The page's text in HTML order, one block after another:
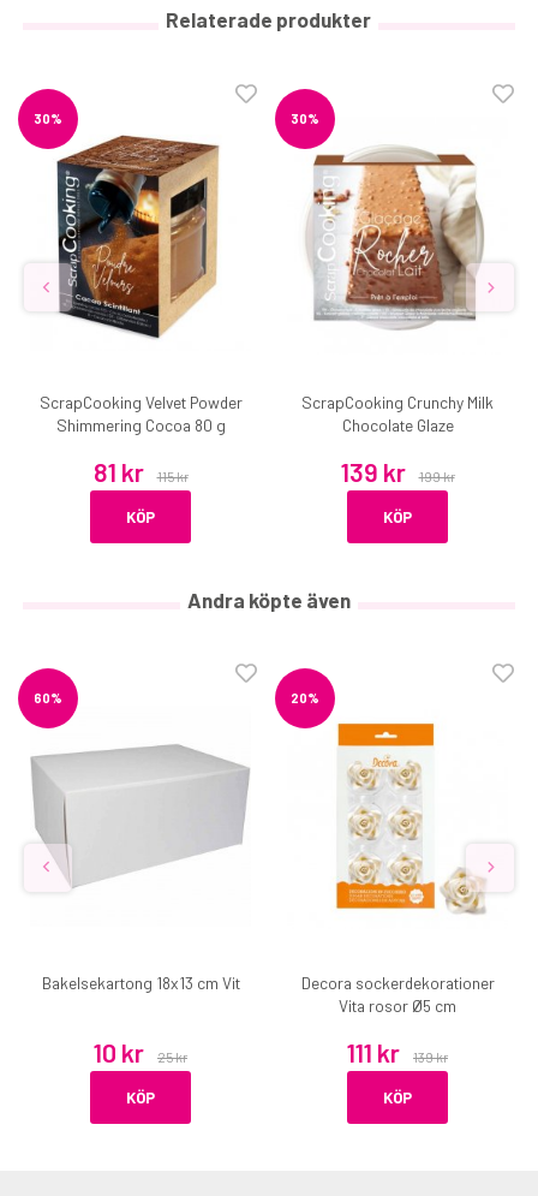
Relaterade produkter
30%
ScrapCooking Velvet Powder
Shimmering Cocoa 80 g
81 kr 115 kr
KÖP
30%
ScrapCooking Crunchy Milk
Chocolate Glaze
139 kr 199 kr
KÖP
Andra köpte även
60%
Bakelsekartong 18x13 cm Vit
10 kr 25 kr
KÖP
20%
Decora sockerdekorationer
Vita rosor Ø5 cm
111 kr 139 kr
KÖP